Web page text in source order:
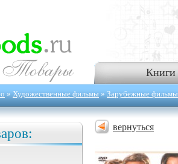
Книги
»Художественные фильмы»Зарубежные фильмы
вернуться